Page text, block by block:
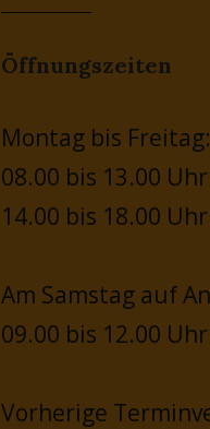
Öffnungszeiten
Montag bis Freitag:
08.00 bis 13.00 Uhr
14.00 bis 18.00 Uhr
Am Samstag auf
09.00 bis 12.00 Uhr
Vorherige